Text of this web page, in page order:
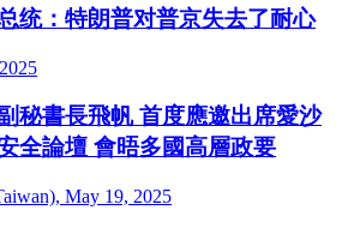
统：特朗普对普京失去了耐心
秘書長飛帆 首度應邀出席愛沙
全論壇 會晤多國高層政要
May 19, 2025